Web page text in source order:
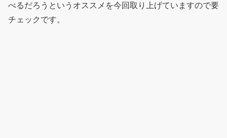
べるだろうというオススメを今回取り上げていますので要
チェックです。